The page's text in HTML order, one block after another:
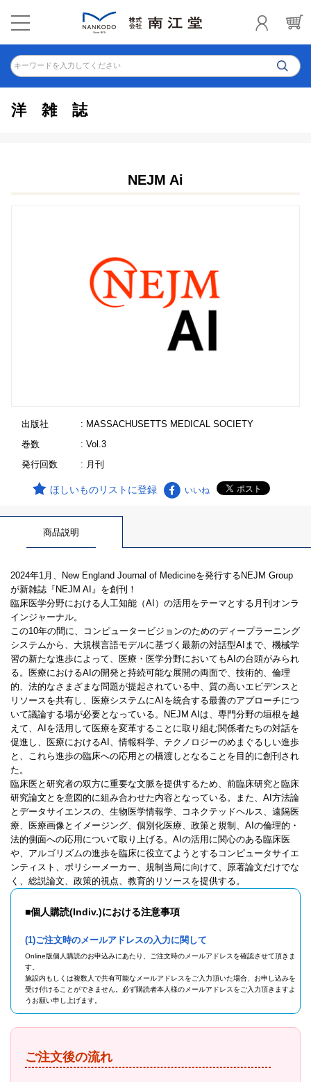
キーワードを入力してください
洋雑誌
NEJM Ai
出版社
: MASSACHUSETTS MEDICAL SOCIETY
巻数
: Vol.3
発行回数
: 月刊
ほしいものリストに登録 いいね
商品説明
2024年1月、New England Journal of Medicineを発行するNEJM Group
が新雑誌『NEJM AI』を創刊！
臨床医学分野における人工知能（AI）の活用をテーマとする月刊オンラ
インジャーナル。
この10年の間に、コンピュータービジョンのためのディープラーニング
システムから、大規模言語モデルに基づく最新の対話型AIまで、機械学
習の新たな進歩によって、医療・医学分野においてもAIの台頭がみられ
る。医療におけるAIの開発と持続可能な展開の両面で、技術的、倫理
的、法的なさまざまな問題が提起されている中、質の高いエビデンスと
リソースを共有し、医療システムにAIを統合する最善のアプローチにつ
いて議論する場が必要となっている。NEJM AIは、専門分野の垣根を越
えて、AIを活用して医療を変革することに取り組む関係者たちの対話を
促進し、医療におけるAI、情報科学、テクノロジーのめまぐるしい進歩
と、これら進歩の臨床への応用との橋渡しとなることを目的に創刊され
た。
臨床医と研究者の双方に重要な文脈を提供するため、前臨床研究と臨床
研究論文とを意図的に組み合わせた内容となっている。また、AI方法論
とデータサイエンスの、生物医学情報学、コネクテッドヘルス、遠隔医
療、医療画像とイメージング、個別化医療、政策と規制、AIの倫理的・
法的側面への応用について取り上げる。AIの活用に関心のある臨床医
や、アルゴリズムの進歩を臨床に役立てようとするコンピュータサイエ
ンティスト、ポリシーメーカー、規制当局に向けて、原著論文だけでな
く、総説論文、政策的視点、教育的リソースを提供する。
■個人購読(Indiv.)における注意事項
(1)ご注文時のメールアドレスの入力に関して
Online版個人購読のお申込みにあたり、ご注文時のメールアドレスを確認させて頂きま
す。
施設内もしくは複数人で共有可能なメールアドレスをご入力頂いた場合、お申し込みを
受け付けることができません。必ず購読者本人様のメールアドレスをご入力頂きますよ
うお願い申し上げます。
ご注文後の流れ